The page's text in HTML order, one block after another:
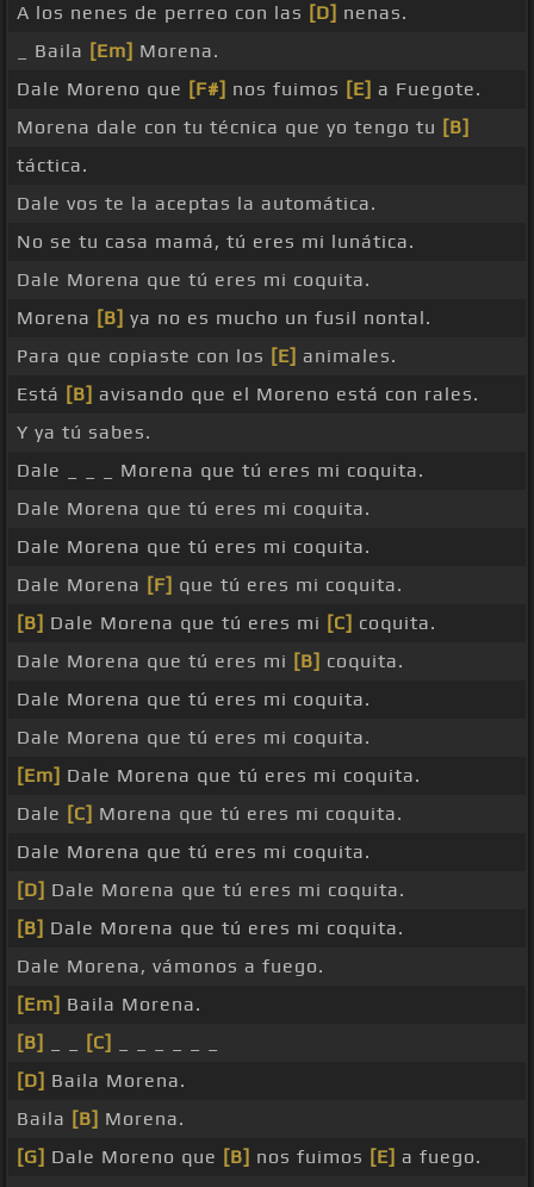
A los nenes de perreo con las [D] nenas.
_ Baila [Em] Morena.
Dale Moreno que [F#] nos fuimos [E] a Fuegote.
Morena dale con tu técnica que yo tengo tu [B]
táctica.
Dale vos te la aceptas la automática.
No se tu casa mamá, tú eres mi lunática.
Dale Morena que tú eres mi coquita.
Morena [B] ya no es mucho un fusil nontal.
Para que copiaste con los [E] animales.
Está [B] avisando que el Moreno está con rales.
Y ya tú sabes.
Dale _ _ _ Morena que tú eres mi coquita.
Dale Morena que tú eres mi coquita.
Dale Morena que tú eres mi coquita.
Dale Morena [F] que tú eres mi coquita.
[B] Dale Morena que tú eres mi [C] coquita.
Dale Morena que tú eres mi [B] coquita.
Dale Morena que tú eres mi coquita.
Dale Morena que tú eres mi coquita.
[Em] Dale Morena que tú eres mi coquita.
Dale [C] Morena que tú eres mi coquita.
Dale Morena que tú eres mi coquita.
[D] Dale Morena que tú eres mi coquita.
[B] Dale Morena que tú eres mi coquita.
Dale Morena, vámonos a fuego.
[Em] Baila Morena.
[B]
[C]
[D] Baila Morena.
Baila [B] Morena.
[G] Dale Moreno que [B] nos fuimos [E] a fuego.